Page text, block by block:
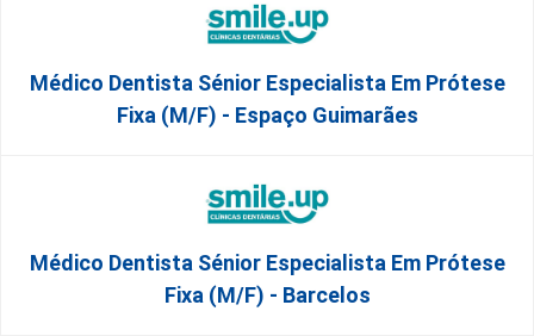
Médico Dentista Sénior Especialista Em Prótese
Fixa (M/F) - Espaço Guimarães
Médico Dentista Sénior Especialista Em Prótese
Fixa (M/F) - Barcelos